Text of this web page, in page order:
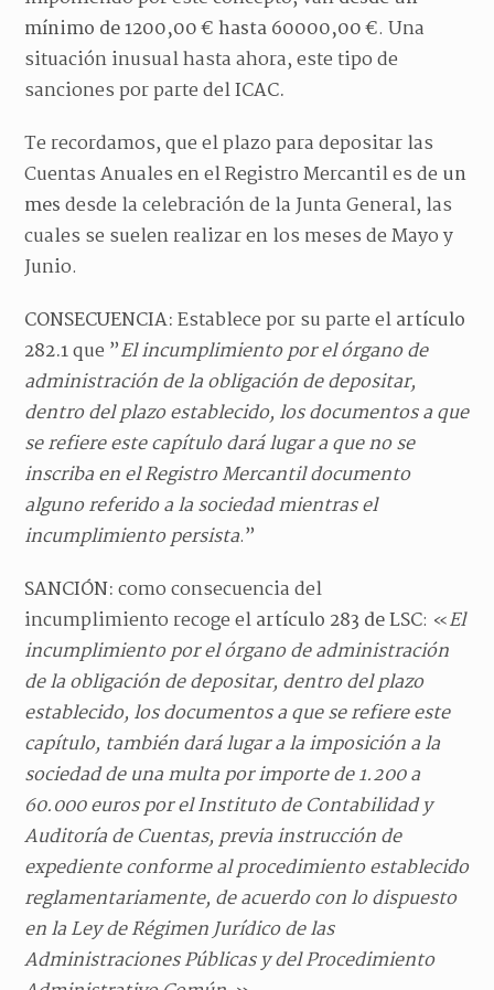
mínimo de 1200,00 € hasta 60000,00 €. Una
situación inusual hasta ahora, este tipo de
sanciones por parte delICAC.
Te recordamos, que el plazo para depositar las
Cuentas Anuales en el Registro Mercantil es de un
mesdesde la celebración de la Junta General, las
cuales se suelen realizar en los meses de Mayo y
Junio.
CONSECUENCIA:Establece por su parte elartículo
282.1que ”El incumplimiento por el órgano de
administración de la obligación de depositar,
dentro del plazo establecido, los documentos a que
se refiere este capítulo dará lugar a que no se
inscriba en el Registro Mercantil documento
alguno referido a la sociedad mientras el
incumplimiento persista.”
SANCIÓN:como consecuencia del
incumplimiento recoge elartículo 283 de LSC: «El
incumplimiento por el órgano de administración
de la obligación de depositar, dentro del plazo
establecido, los documentos a que se refiere este
capítulo, también dará lugar a la imposición a la
sociedad de una multa por importe de 1.200 a
60.000 euros por el Instituto de Contabilidad y
Auditoría de Cuentas, previa instrucción de
expediente conforme al procedimiento establecido
reglamentariamente, de acuerdo con lo dispuesto
en la Ley de Régimen Jurídico de las
Administraciones Públicas y del Procedimiento